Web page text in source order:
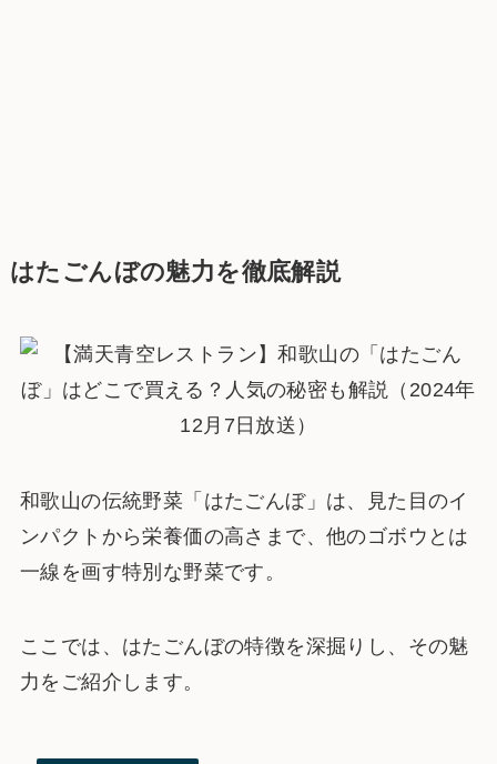
はたごんぼの魅力を徹底解説
和歌山の伝統野菜「はたごんぼ」は、見た目のイ
ンパクトから栄養価の高さまで、他のゴボウとは
一線を画す特別な野菜です。
ここでは、はたごんぼの特徴を深掘りし、その魅
力をご紹介します。